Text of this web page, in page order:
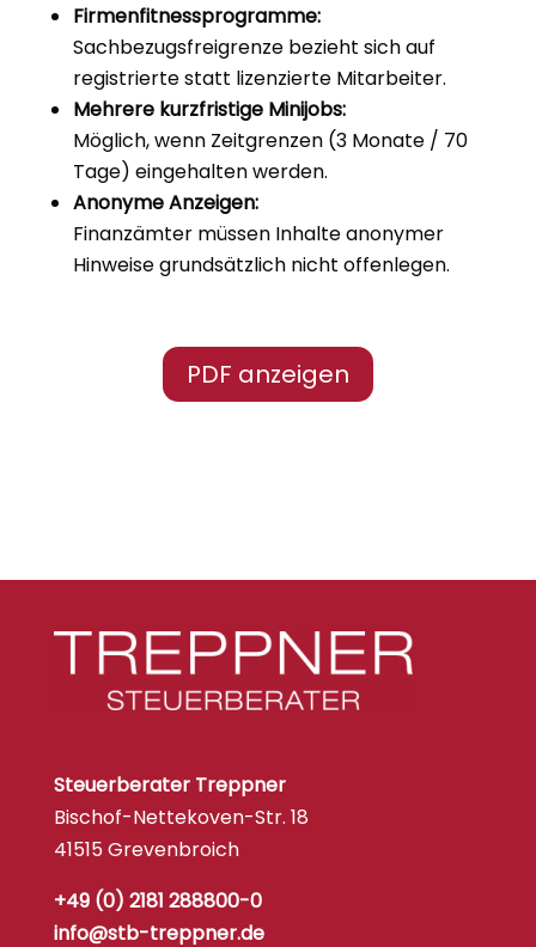
Firmenfitnessprogramme:
Sachbezugsfreigrenze bezieht sich auf
registrierte statt lizenzierte Mitarbeiter.
Mehrere kurzfristige Minijobs:
Möglich, wenn Zeitgrenzen (3 Monate / 70
Tage) eingehalten werden.
Anonyme Anzeigen:
Finanzämter müssen Inhalte anonymer
Hinweise grundsätzlich nicht offenlegen.
PDF anzeigen
Steuerberater Treppner
Bischof-Nettekoven-Str. 18
41515 Grevenbroich
+49 (0) 2181 288800-0
info@stb-treppner.de